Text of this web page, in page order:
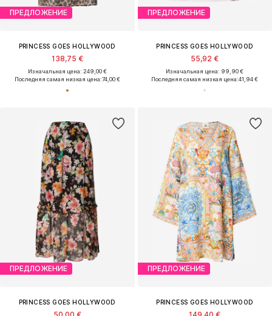
ПРЕДЛОЖЕНИЕ
PRINCESS GOES HOLLYWOOD
138,75 €
Изначальная цена: 249,00 €
Последняя самая низкая цена:74,00 €
ПРЕДЛОЖЕНИЕ
PRINCESS GOES HOLLYWOOD
55,92 €
Изначальная цена: 99,90 €
Последняя самая низкая цена:41,94 €
ПРЕДЛОЖЕНИЕ
PRINCESS GOES HOLLYWOOD
ПРЕДЛОЖЕНИЕ
PRINCESS GOES HOLLYWOOD